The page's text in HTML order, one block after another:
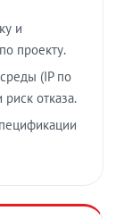
и
проекту.
(IP по
отказа.